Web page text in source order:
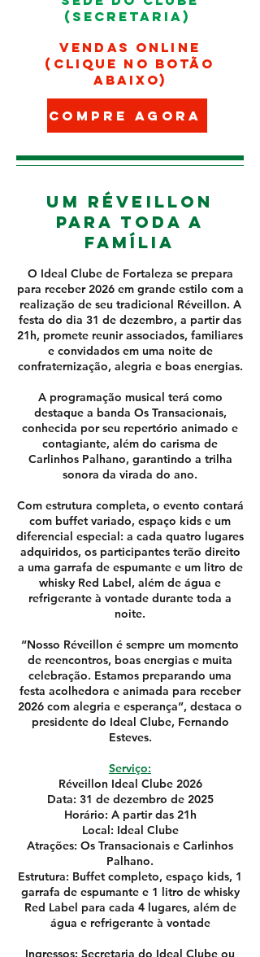
(secretaria)
vendas online
(clique no botão
abaixo)
compre agora
UM Réveillon
para toda a
família
O Ideal Clube de Fortaleza se prepara
para receber 2026 em grande estilo com a
realização de seu tradicional Réveillon. A
festa do dia 31 de dezembro, a partir das
21h, promete reunir associados, familiares
e convidados em uma noite de
confraternização, alegria e boas energias.
A programação musical terá como
destaque a banda Os Transacionais,
conhecida por seu repertório animado e
contagiante, além do carisma de
Carlinhos Palhano, garantindo a trilha
sonora da virada do ano.
Com estrutura completa, o evento contará
com buffet variado, espaço kids e um
diferencial especial: a cada quatro lugares
adquiridos, os participantes terão direito
a uma garrafa de espumante e um litro de
whisky Red Label, além de água e
refrigerante à vontade durante toda a
noite.
“Nosso Réveillon é sempre um momento
de reencontros, boas energias e muita
celebração. Estamos preparando uma
festa acolhedora e animada para receber
2026 com alegria e esperança”, destaca o
presidente do Ideal Clube, Fernando
Esteves.
Serviço:
Réveillon Ideal Clube 2026
Data: 31 de dezembro de 2025
Horário: A partir das 21h
Local: Ideal Clube
Atrações: Os Transacionais e Carlinhos
Palhano.
Estrutura: Buffet completo, espaço kids, 1
garrafa de espumante e 1 litro de whisky
Red Label para cada 4 lugares, além de
água e refrigerante à vontade
Ingressos: Secretaria do Ideal Clube ou